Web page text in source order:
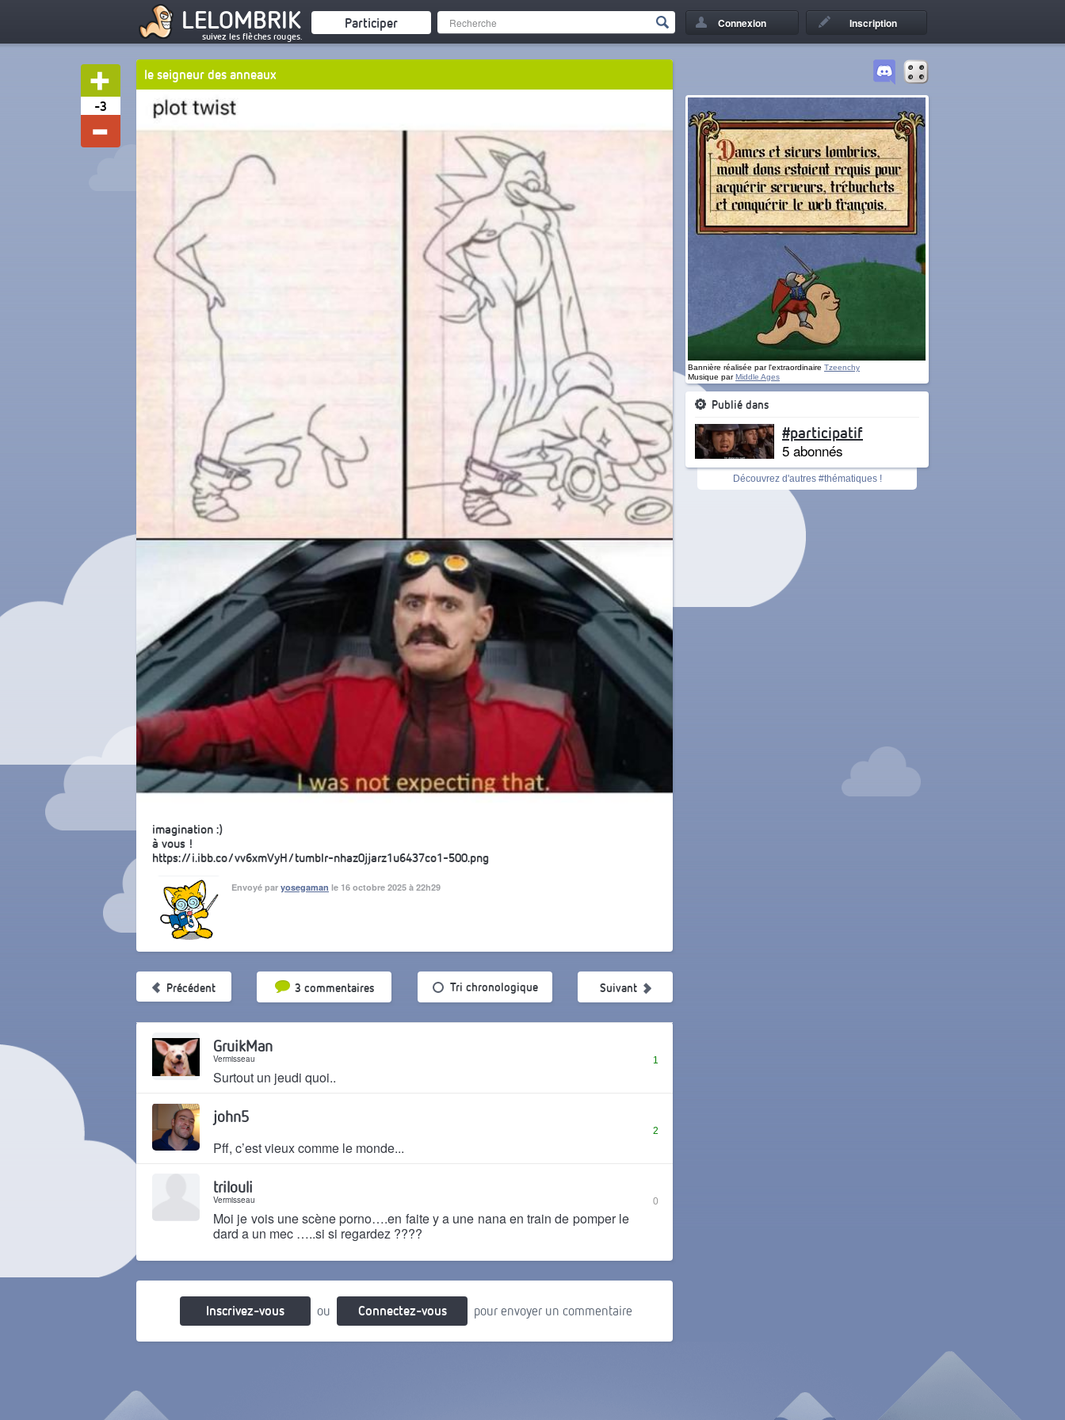
LELOMBRIK
suivez les flèches rouges.
Participer Connexion Inscription
-3
le seigneur des anneaux
imagination :)
à vous !
https://i.ibb.co/vv6xmVyH/tumblr-nhaz0jjarz1u6437co1-500.png
Envoyé par yosegaman le 16 octobre 2025 à 22h29
Précédent 3 commentaires
Tri par popularité Tri chronologique Suivant
1
GruikMan
Vermisseau
Surtout un jeudi quoi..
2
john5
Pff, c’est vieux comme le monde...
0
trilouli
Vermisseau
Moi je vois une scène porno….en faite y a une nana en train de pomper le
dard a un mec …..si si regardez ????
Inscrivez-vous ou Connectez-vous pour envoyer un commentaire
Bannière réalisée par l'extraordinaire Tzeenchy
Musique parMiddle Ages
Publié dans
#participatif
5 abonnés
Découvrez d'autres #thématiques !